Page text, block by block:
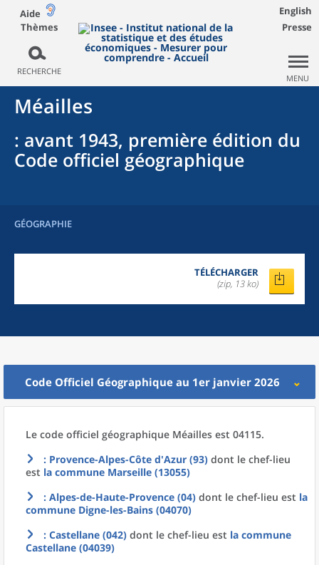
Aide
Thèmes
RECHERCHE
English
Presse
MENU
Méailles
: avant 1943, première édition du
Code officiel géographique
GÉOGRAPHIE
TÉLÉCHARGER
(zip, 13 ko)
Code Officiel Géographique au 1er janvier 2026
Le code officiel géographique Méailles est 04115.
: Provence-Alpes-Côte d'Azur (93) dont le chef-lieu
est la commune Marseille (13055)
: Alpes-de-Haute-Provence (04) dont le chef-lieu est la
commune Digne-les-Bains (04070)
: Castellane (042) dont le chef-lieu est la commune
Castellane (04039)